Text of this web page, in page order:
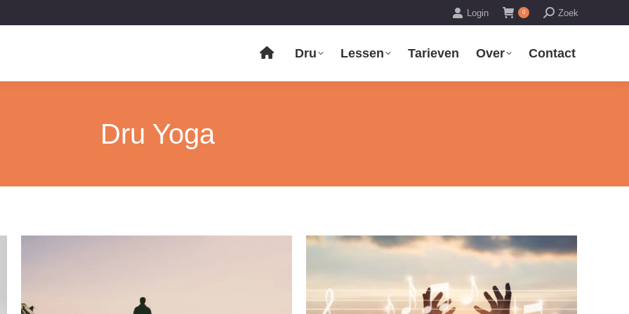
Login 0 Zoeken:
Zoek
Dru Lessen Tarieven Over Contact
Dru Yoga